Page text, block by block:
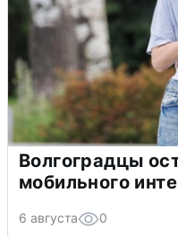
Волгоградцы
мобильного
6 августа 0